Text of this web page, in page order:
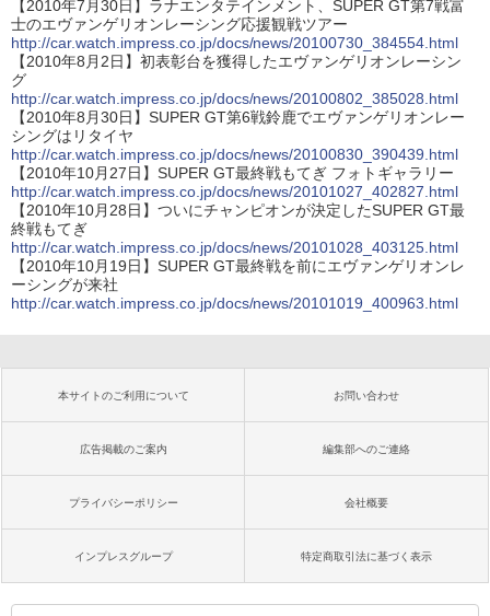
【2010年7月30日】ラナエンタテインメント、SUPER GT第7戦富
士のエヴァンゲリオンレーシング応援観戦ツアー
http://car.watch.impress.co.jp/docs/news/20100730_384554.html
【2010年8月2日】初表彰台を獲得したエヴァンゲリオンレーシン
グ
http://car.watch.impress.co.jp/docs/news/20100802_385028.html
【2010年8月30日】SUPER GT第6戦鈴鹿でエヴァンゲリオンレー
シングはリタイヤ
http://car.watch.impress.co.jp/docs/news/20100830_390439.html
【2010年10月27日】SUPER GT最終戦もてぎ フォトギャラリー
http://car.watch.impress.co.jp/docs/news/20101027_402827.html
【2010年10月28日】ついにチャンピオンが決定したSUPER GT最
終戦もてぎ
http://car.watch.impress.co.jp/docs/news/20101028_403125.html
【2010年10月19日】SUPER GT最終戦を前にエヴァンゲリオンレ
ーシングが来社
http://car.watch.impress.co.jp/docs/news/20101019_400963.html
本サイトのご利用について お問い合わせ
広告掲載のご案内 編集部へのご連絡
プライバシーポリシー 会社概要
インプレスグループ 特定商取引法に基づく表示